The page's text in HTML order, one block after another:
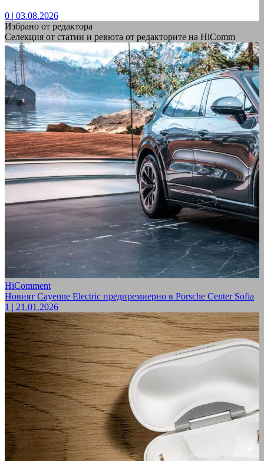
0 | 03.08.2026
Избрано от редактора
Селекция от статии и ревюта от редакторите на HiComm
HiComment
Новият Cayenne Electric предпремиерно в Porsche Center Sofia
1 | 21.01.2026